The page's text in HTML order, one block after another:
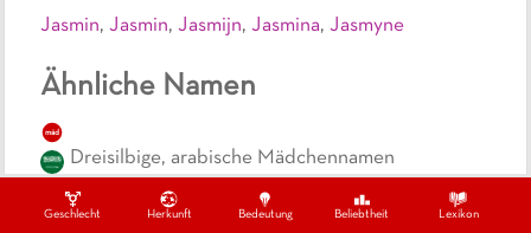
Geschlecht Herkunft Bedeutung Beliebtheit Lexikon
Jasmin, Jasmin, Jasmijn, Jasmina, Jasmyne
Ähnliche Namen
mäd
Dreisilbige, arabische Mädchennamen
mäd